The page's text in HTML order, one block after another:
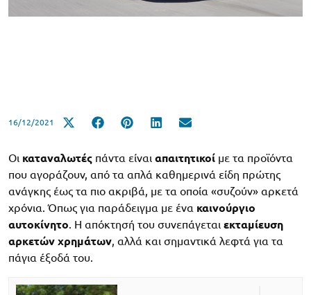
16/12/2021
Οι καταναλωτές πάντα είναι απαιτητικοί με τα προϊόντα
που αγοράζουν, από τα απλά καθημερινά είδη πρώτης
ανάγκης έως τα πιο ακριβά, με τα οποία «συζούν» αρκετά
χρόνια. Όπως για παράδειγμα με ένα καινούργιο
αυτοκίνητο. Η απόκτησή του συνεπάγεται εκταμίευση
αρκετών χρημάτων, αλλά και σημαντικά λεφτά για τα
πάγια έξοδά του.